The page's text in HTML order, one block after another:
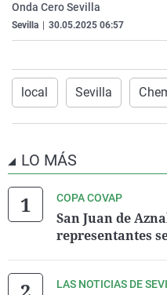
Onda Cero Sevilla
Sevilla 30.05.2025 06:57
local Sevilla
LO MÁS
COPA COVAP
San Juan de
representantes
LAS NOTICIAS DE